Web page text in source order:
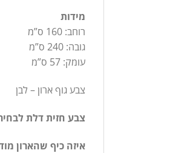
מידות
רוחב: 160 ס”מ
גובה: 240 ס”מ
עומק: 57 ס”מ
צבע גוף ארון – לבן
צבע חזית דלת
איזה כיף שהארון